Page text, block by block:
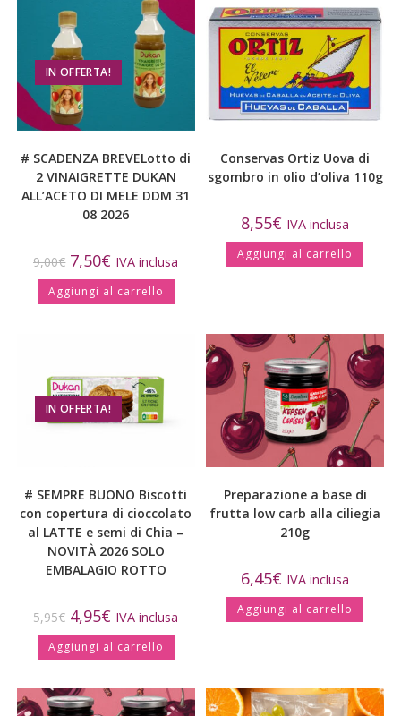
IN OFFERTA!
# SCADENZA BREVELotto di
2 VINAIGRETTE DUKAN
ALL’ACETO DI MELE DDM 31
08 2026
9,00€ 7,50€ IVA inclusa
Aggiungi al carrello
Conservas Ortiz Uova di
sgombro in olio d’oliva 110g
8,55€ IVA inclusa
Aggiungi al carrello
IN OFFERTA!
# SEMPRE BUONO Biscotti
con copertura di cioccolato
al LATTE e semi di Chia –
NOVITÀ 2026 SOLO
EMBALAGIO ROTTO
5,95€ 4,95€ IVA inclusa
Aggiungi al carrello
Preparazione a base di
frutta low carb alla ciliegia
210g
6,45€ IVA inclusa
Aggiungi al carrello